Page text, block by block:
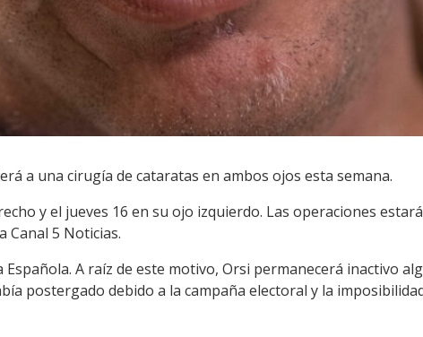
a una cirugía de cataratas en ambos ojos esta semana.
y el jueves 16 en su ojo izquierdo. Las operaciones
5 Noticias.
A raíz de este motivo, Orsi permanecerá inactivo
postergado debido a la campaña electoral y la